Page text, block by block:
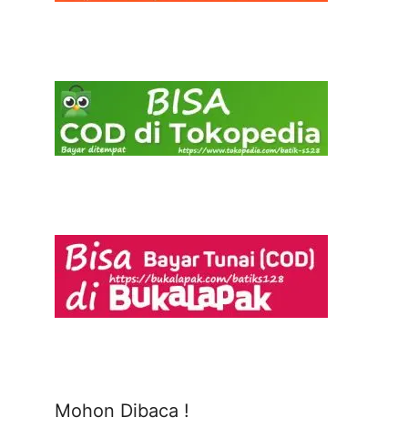
Mohon Dibaca !